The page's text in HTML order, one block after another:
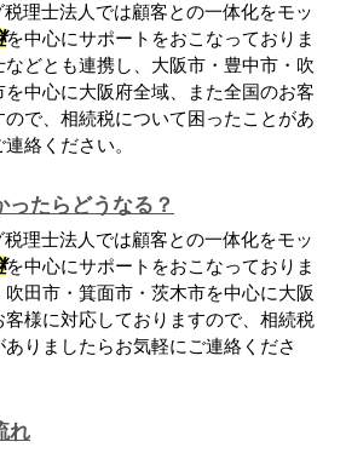
理士法人では顧客との一体化をモッ
を中心にサポートをおこなっておりま
どとも連携し、大阪市・豊中市・吹
中心に大阪府全域、また全国のお客
で、相続税について困ったことがあ
絡ください。
たらどうなる？
理士法人では顧客との一体化をモッ
を中心にサポートをおこなっておりま
田市・箕面市・茨木市を中心に大阪
様に対応しておりますので、相続税
りましたらお気軽にご連絡くださ
れ